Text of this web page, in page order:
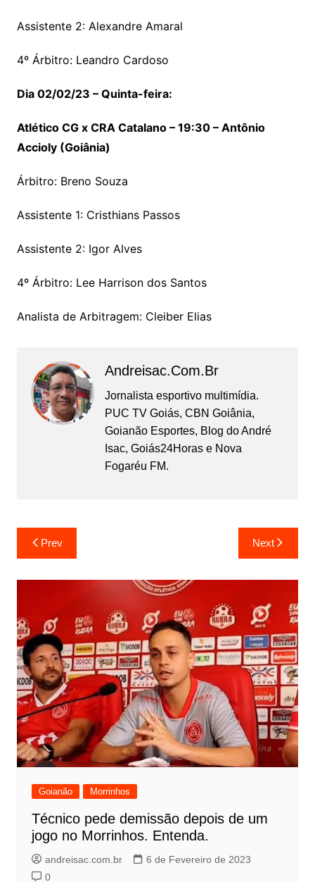
Assistente 2: Alexandre Amaral
4º Árbitro: Leandro Cardoso
Dia 02/02/23 – Quinta-feira:
Atlético CG x CRA Catalano – 19:30 – Antônio
Accioly (Goiânia)
Árbitro: Breno Souza
Assistente 1: Cristhians Passos
Assistente 2: Igor Alves
4º Árbitro: Lee Harrison dos Santos
Analista de Arbitragem: Cleiber Elias
Andreisac.com.br
Jornalista esportivo multimídia.
PUC TV Goiás, CBN Goiânia,
Goianão Esportes, Blog do André
Isac, Goiás24Horas e Nova
Fogaréu FM.
Prev Next
Goianão Morrinhos
Técnico pede demissão depois de um
jogo no Morrinhos. Entenda.
andreisac.com.br
6 de Fevereiro de 2023
0